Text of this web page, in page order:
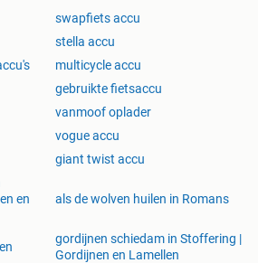
swapfiets accu
stella accu
multicycle accu
gebruikte fietsaccu
vanmoof oplader
vogue accu
giant twist accu
en
als de wolven huilen in Romans
gordijnen schiedam in Stoffering |
Gordijnen en Lamellen